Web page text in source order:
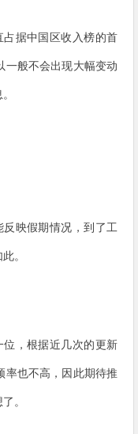
据中国区收入榜的首
一般不会出现大幅变动
反映假期情况，到了工
。
，根据近几次的更新
率也不高，因此期待推
。